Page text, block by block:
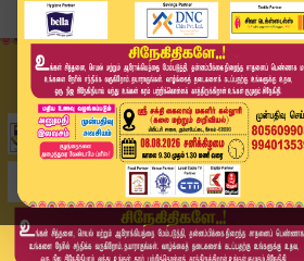
மு.க.ஸ்டாலின் அரசியல் பயணத்தின்